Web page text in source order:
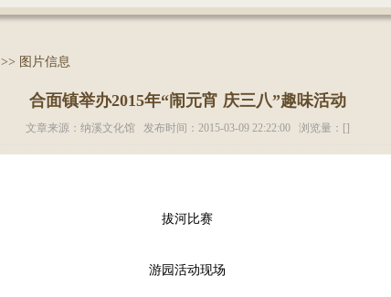
>> 图片信息
合面镇举办2015年“闹元宵 庆三八”趣味活动
文章来源：纳溪文化馆 发布时间：2015-03-09 22:22:00 浏览量：[]
拔河比赛
游园活动现场